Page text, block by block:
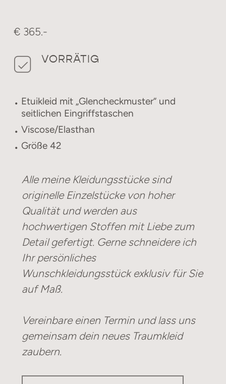
€ 365.-
VORRÄTIG
Etuikleid mit „Glencheckmuster“ und
seitlichen Eingriffstaschen
Viscose/Elasthan
Größe 42
Alle meine Kleidungsstücke sind
originelle Einzelstücke von hoher
Qualität und werden aus
hochwertigen Stoffen mit Liebe zum
Detail gefertigt. Gerne schneidere ich
Ihr persönliches
Wunschkleidungsstück exklusiv für Sie
auf Maß.
Vereinbare einen Termin und lass uns
gemeinsam dein neues Traumkleid
zaubern.